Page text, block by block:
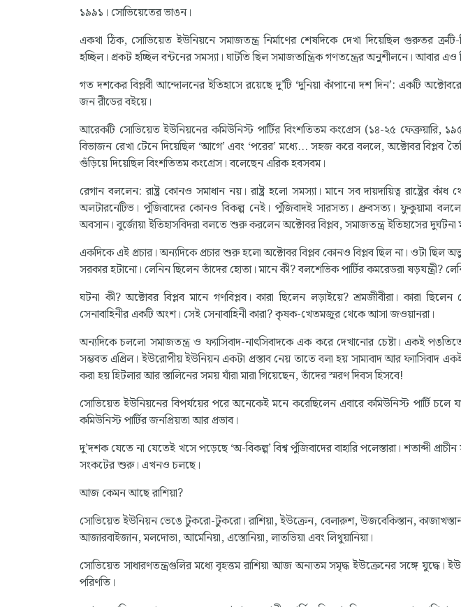
১৯৯১। সোভিয়েতের ভাঙন।
একথা ঠিক, সোভিয়েত ইউনিয়নে সমাজতন্ত্র নির্মাণের শেষদিকে দেখা দিয়েছিল গুরুতর
হচ্ছিল। প্রকট হচ্ছিল বন্টনের সমস্যা। ঘাটতি ছিল সমাজতান্ত্রিক গণতন্ত্রের অনুশীলনে। আবার
গত দশকের বিপ্লবী আন্দোলনের ইতিহাসে রয়েছে দু’টি ‘দুনিয়া কাঁপানো দশ দিন’: একটি
জন রীডের বইয়ে।
আরেকটি সোভিয়েত ইউনিয়নের কমিউনিস্ট পার্টির বিংশতিতম কংগ্রেস (১৪-২৫ ফেব্রুয়ারি,
বিভাজন রেখা টেনে দিয়েছিল ‘আগে’ এবং ‘পরের’ মধ্যে... সহজ করে বললে, অক্টোবর বিপ্লব
গুঁড়িয়ে দিয়েছিল বিংশতিতম কংগ্রেস। বলেছেন এরিক হবসবম।
রেগান বললেন: রাষ্ট্র কোনও সমাধান নয়। রাষ্ট্র হলো সমস্যা। মানে সব দায়দায়িত্ব রাষ্ট্রের
অলটারনেটিভ। পুঁজিবাদের কোনও বিকল্প নেই। পুঁজিবাদই সারসত্য। ধ্রুবসত্য। ফুকুয়ামা
অবসান। বুর্জোয়া ইতিহাসবিদরা বলতে শুরু করলেন অক্টোবর বিপ্লব, সমাজতন্ত্র ইতিহাসের দুর্ঘটনা
একদিকে এই প্রচার। অন্যদিকে প্রচার শুরু হলো অক্টোবর বিপ্লব কোনও বিপ্লব ছিল না। ওটা ছিল
সরকার হটানো। লেনিন ছিলেন তাঁদের হোতা। মানে কী? বলশেভিক পার্টির কমরেডরা ষড়যন্ত্রী?
ঘটনা কী? অক্টোবর বিপ্লব মানে গণবিপ্লব। কারা ছিলেন লড়াইয়ে? শ্রমজীবীরা। কারা
সেনাবাহিনীর একটি অংশ। সেই সেনাবাহিনী কারা? কৃষক-খেতমজুর থেকে আসা জওয়ানরা।
অন্যদিকে চললো সমাজতন্ত্র ও ফ্যাসিবাদ-নাৎসিবাদকে এক করে দেখানোর চেষ্টা। একই
সম্ভবত এপ্রিল। ইউরোপীয় ইউনিয়ন একটা প্রস্তাব নেয় তাতে বলা হয় সাম্যবাদ আর ফ্যাসিবাদ
করা হয় হিটলার আর স্তালিনের সময় যাঁরা মারা গিয়েছেন, তাঁদের স্মরণ দিবস হিসবে!
সোভিয়েত ইউনিয়নের বিপর্যয়ের পরে অনেকেই মনে করেছিলেন এবারে কমিউনিস্ট পার্টি চলে
কমিউনিস্ট পার্টির জনপ্রিয়তা আর প্রভাব।
দু’দশক যেতে না যেতেই খসে পড়েছে ‘অ-বিকল্প’ বিশ্ব পুঁজিবাদের বাহারি পলেস্তারা। শতাব্দী
সংকটের শুরু। এখনও চলছে।
আজ কেমন আছে রাশিয়া?
সোভিয়েত ইউনিয়ন ভেঙে টুকরো-টুকরো। রাশিয়া, ইউক্রেন, বেলারুশ, উজবেকিস্তান, কাজাখস্তান,
আজারবাইজান, মলদোভা, আর্মেনিয়া, এস্তোনিয়া, লাতভিয়া এবং লিথুয়ানিয়া।
সোভিয়েত সাধারণতন্ত্রগুলির মধ্যে বৃহত্তম রাশিয়া আজ অন্যতম সমৃদ্ধ ইউক্রেনের সঙ্গে যুদ্ধে।
পরিণতি।